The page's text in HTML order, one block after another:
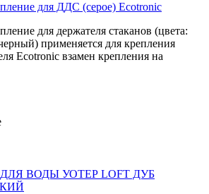
для ДДС (серое) Ecotronic
для держателя стаканов (цвета:
применяется для крепления
Ecotronic взамен крепления на
ВОДЫ УОТЕР LOFT ДУБ